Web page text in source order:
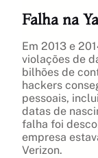
Falha na
Em 2013 e
violações de
bilhões de
hackers
pessoais,
datas de
falha foi
empresa
Verizon.